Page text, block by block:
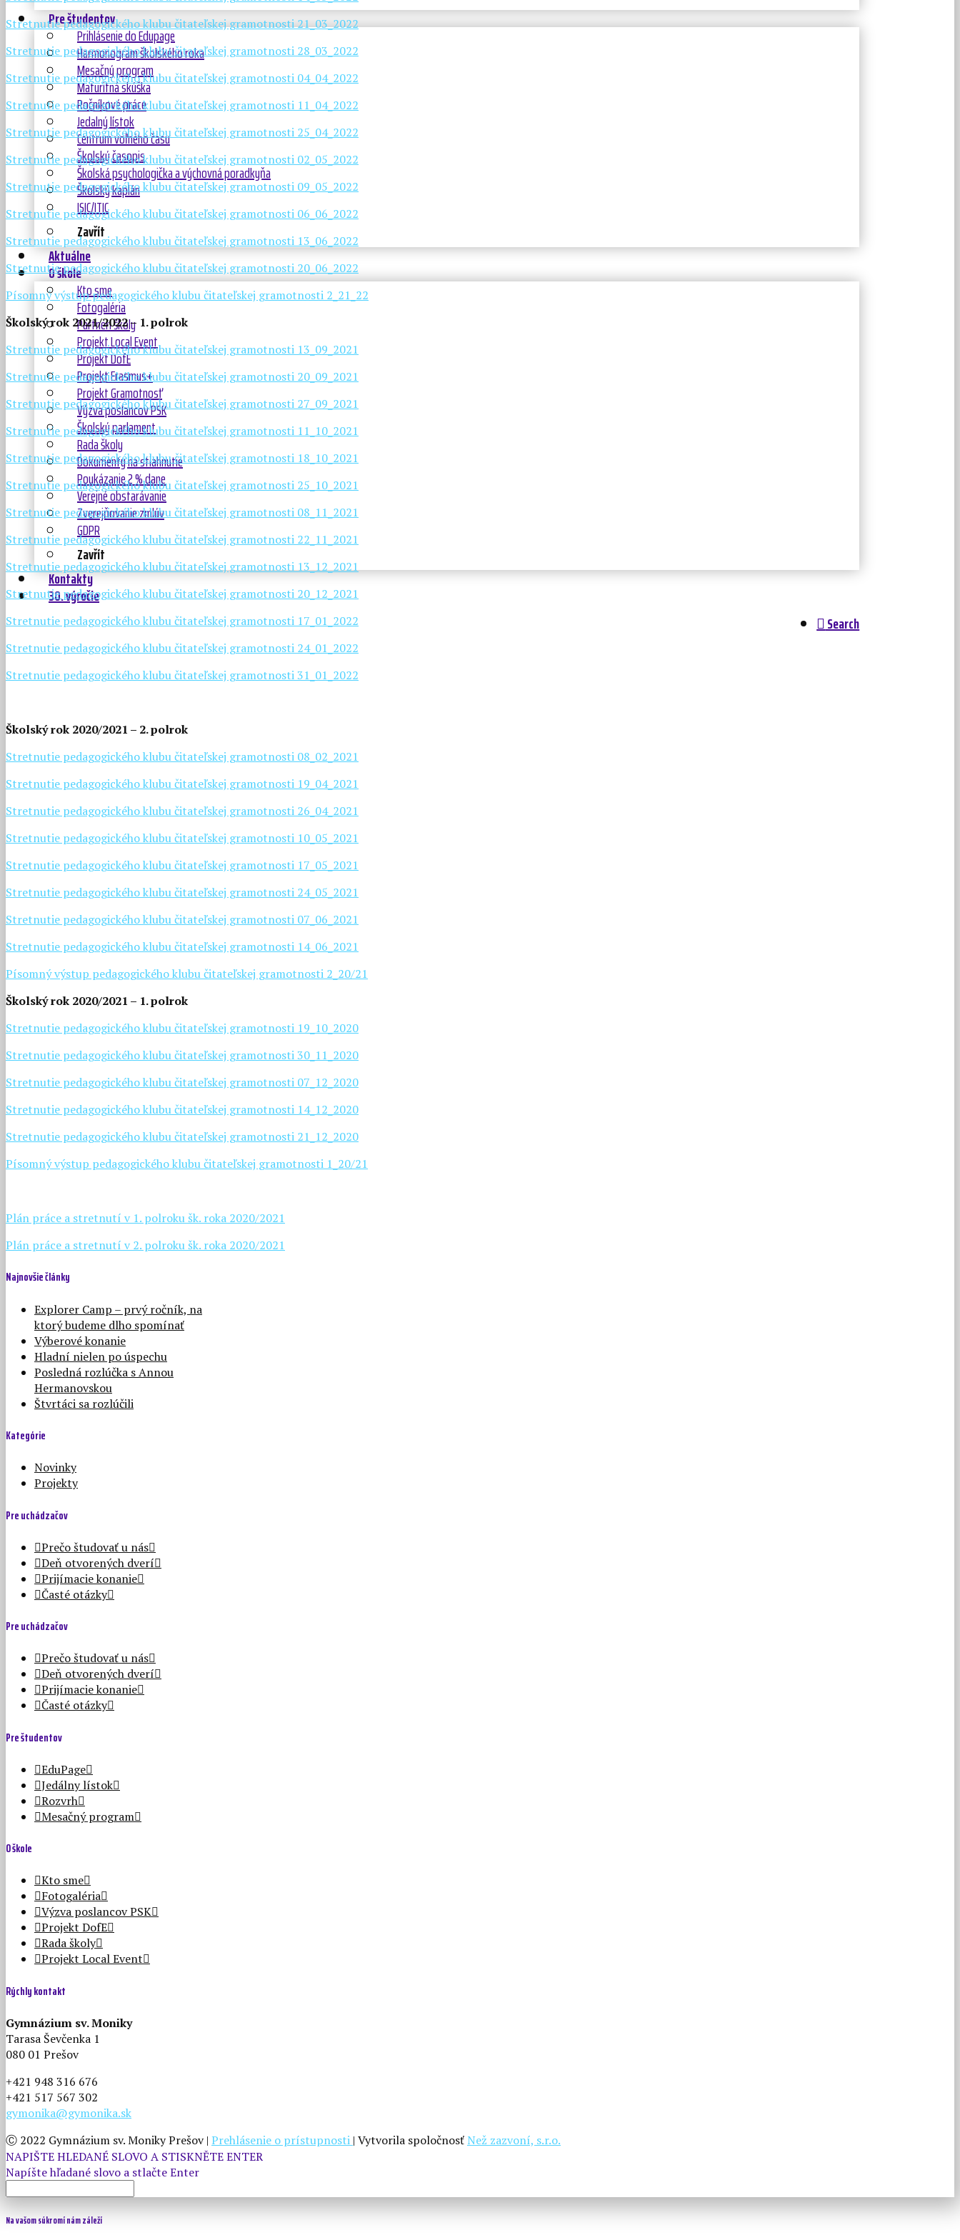
Pre študentov
Prihlásenie do Edupage
Harmonogram školského roka
Mesačný program
Maturitná skúška
Ročníkové práce
Jedalný lístok
Centrum voľného času
Školský časopis
Školská psychologička a výchovná poradkyňa
Školský kaplán
ISIC/ITIC
Zavřít
Aktuálne
O škole
Kto sme
Fotogaléria
Partneri školy
Projekt Local Event
Projekt DofE
Projekt Erasmus+
Projekt Gramotnosť
Výzva poslancov PSK
Školský parlament
Rada školy
Dokumenty na stiahnutie
Poukázanie 2 % dane
Verejné obstarávanie
Zverejňovanie zmlúv
GDPR
Zavřít
Kontakty
30. výročie
Search
Stretnutie pedagogického klubu čitateľskej gramotnosti 21_03_2022
Stretnutie pedagogického klubu čitateľskej gramotnosti 28_03_2022
Stretnutie pedagogického klubu čitateľskej gramotnosti 04_04_2022
Stretnutie pedagogického klubu čitateľskej gramotnosti 11_04_2022
Stretnutie pedagogického klubu čitateľskej gramotnosti 25_04_2022
Stretnutie pedagogického klubu čitateľskej gramotnosti 02_05_2022
Stretnutie pedagogického klubu čitateľskej gramotnosti 09_05_2022
Stretnutie pedagogického klubu čitateľskej gramotnosti 06_06_2022
Stretnutie pedagogického klubu čitateľskej gramotnosti 13_06_2022
Stretnutie pedagogického klubu čitateľskej gramotnosti 20_06_2022
Písomný výstup pedagogického klubu čitateľskej gramotnosti 2_21_22
Školský rok 2021/2022 – 1. polrok
Stretnutie pedagogického klubu čitateľskej gramotnosti 13_09_2021
Stretnutie pedagogického klubu čitateľskej gramotnosti 20_09_2021
Stretnutie pedagogického klubu čitateľskej gramotnosti 27_09_2021
Stretnutie pedagogického klubu čitateľskej gramotnosti 11_10_2021
Stretnutie pedagogického klubu čitateľskej gramotnosti 18_10_2021
Stretnutie pedagogického klubu čitateľskej gramotnosti 25_10_2021
Stretnutie pedagogického klubu čitateľskej gramotnosti 08_11_2021
Stretnutie pedagogického klubu čitateľskej gramotnosti 22_11_2021
Stretnutie pedagogického klubu čitateľskej gramotnosti 13_12_2021
Stretnutie pedagogického klubu čitateľskej gramotnosti 20_12_2021
Stretnutie pedagogického klubu čitateľskej gramotnosti 17_01_2022
Stretnutie pedagogického klubu čitateľskej gramotnosti 24_01_2022
Stretnutie pedagogického klubu čitateľskej gramotnosti 31_01_2022
Školský rok 2020/2021 – 2. polrok
Stretnutie pedagogického klubu čitateľskej gramotnosti 08_02_2021
Stretnutie pedagogického klubu čitateľskej gramotnosti 19_04_2021
Stretnutie pedagogického klubu čitateľskej gramotnosti 26_04_2021
Stretnutie pedagogického klubu čitateľskej gramotnosti 10_05_2021
Stretnutie pedagogického klubu čitateľskej gramotnosti 17_05_2021
Stretnutie pedagogického klubu čitateľskej gramotnosti 24_05_2021
Stretnutie pedagogického klubu čitateľskej gramotnosti 07_06_2021
Stretnutie pedagogického klubu čitateľskej gramotnosti 14_06_2021
Písomný výstup pedagogického klubu čitateľskej gramotnosti 2_20/21
Školský rok 2020/2021 – 1. polrok
Stretnutie pedagogického klubu čitateľskej gramotnosti 19_10_2020
Stretnutie pedagogického klubu čitateľskej gramotnosti 30_11_2020
Stretnutie pedagogického klubu čitateľskej gramotnosti 07_12_2020
Stretnutie pedagogického klubu čitateľskej gramotnosti 14_12_2020
Stretnutie pedagogického klubu čitateľskej gramotnosti 21_12_2020
Písomný výstup pedagogického klubu čitateľskej gramotnosti 1_20/21
Plán práce a stretnutí v 1. polroku šk. roka 2020/2021
Plán práce a stretnutí v 2. polroku šk. roka 2020/2021
Najnovšie články
Explorer Camp – prvý ročník, na
ktorý budeme dlho spomínať
Výberové konanie
Hladní nielen po úspechu
Posledná rozlúčka s Annou
Hermanovskou
Štvrtáci sa rozlúčili
Kategórie
Novinky
Projekty
Pre uchádzačov
Prečo študovať u nás
Deň otvorených dverí
Prijímacie konanie
Časté otázky
Pre uchádzačov
Prečo študovať u nás
Deň otvorených dverí
Prijímacie konanie
Časté otázky
Pre študentov
EduPage
Jedálny lístok
Rozvrh
Mesačný program
O škole
Kto sme
Fotogaléria
Výzva poslancov PSK
Projekt DofE
Rada školy
Projekt Local Event
Rýchly kontakt
Gymnázium sv. Moniky
Tarasa Ševčenka 1
080 01 Prešov
+421 948 316 676
+421 517 567 302
gymonika@gymonika.sk
Ⓒ 2022 Gymnázium sv. Moniky Prešov | Prehlásenie o prístupnosti | Vytvorila spoločnosťNež zazvoní, s.r.o.
NAPIŠTE HLEDANÉ SLOVO A STISKNĚTE ENTER
Na vašom súkromí nám záleží